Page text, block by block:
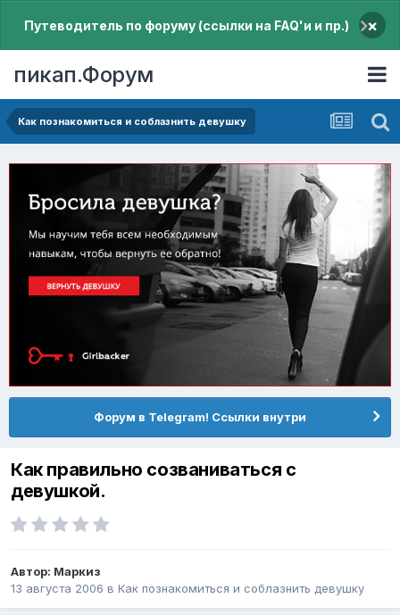
Путеводитель по форуму (ссылки на FAQ'и и пр.) ×
пикап.Форум
Как познакомиться и соблазнить девушку
Форум в Telegram! Ссылки внутри
Как правильно созваниваться с
девушкой.
Автор: Маркиз
13 августа 2006 в Как познакомиться и соблазнить девушку